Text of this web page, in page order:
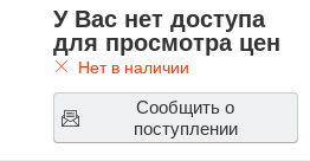
У Вас нет доступа
для просмотра цен
Нет в наличии
Сообщить о
поступлении